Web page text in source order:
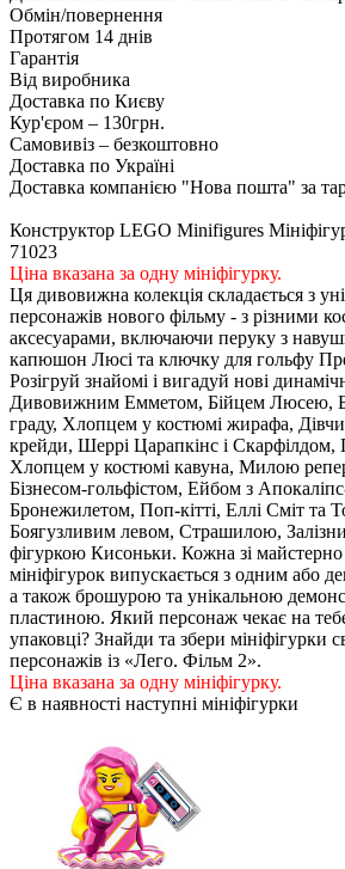
Обмін/повернення
Протягом 14 днів
Гарантія
Від виробника
Доставка по Києву
Кур'єром – 130грн.
Самовивіз – безкоштовно
Доставка по Україні
Доставка компанією "Нова пошта" за
Конструктор LEGO Minifigures
71023
Ціна вказана за одну мініфігурку.
Ця дивовижна колекція складається з
персонажів нового фільму - з різними
аксесуарами, включаючи перуку з
капюшон Люсі та ключку для гольфу
Розігруй знайомі і вигадуй нові
Дивовижним Емметом, Бійцем Люсею,
граду, Хлопцем у костюмі жирафа,
крейди, Шеррі Царапкінс і Скарфілдом,
Хлопцем у костюмі кавуна, Милою
Бізнесом-гольфістом, Ейбом з
Бронежилетом, Поп-кітті, Еллі Сміт та
Боягузливим левом, Страшилою,
фігуркою Кисоньки. Кожна зі
мініфігурок випускається з одним або
а також брошурою та унікальною
пластиною. Який персонаж чекає на
упаковці? Знайди та збери мініфігурки
персонажів із «Лего. Фільм 2».
Ціна вказана за одну мініфігурку.
Є в наявності наступні мініфігурки